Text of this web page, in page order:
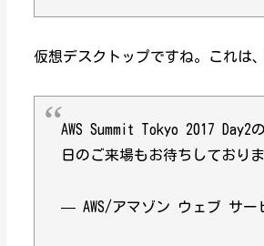
仮想デスクトップですね。これは
AWS Summit Tokyo 2017
日のご来場もお待ちしておりま
— AWS/アマゾン ウェブ サー